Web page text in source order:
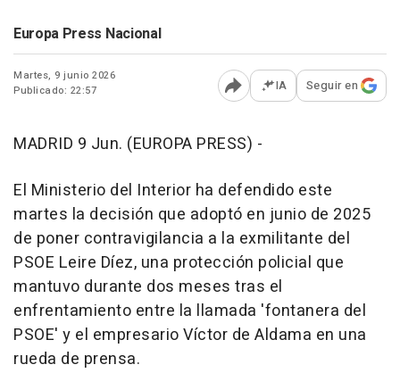
Europa Press Nacional
Martes, 9 junio 2026
Publicado: 22:57
Abrir opciones para
IA Seguir en
MADRID 9 Jun. (EUROPA PRESS) -
El Ministerio del Interior ha defendido este
martes la decisión que adoptó en junio de 2025
de poner contravigilancia a la exmilitante del
PSOE Leire Díez, una protección policial que
mantuvo durante dos meses tras el
enfrentamiento entre la llamada 'fontanera del
PSOE' y el empresario Víctor de Aldama en una
rueda de prensa.